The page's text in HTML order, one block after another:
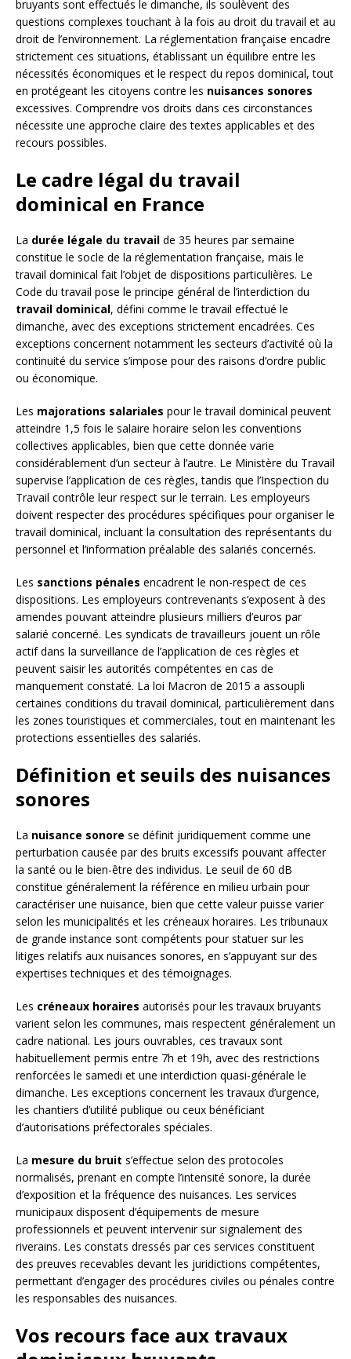
bruyants sont effectués le dimanche, ils soulèvent des
questions complexes touchant à la fois au droit du travail et au
droit de l’environnement. La réglementation française encadre
strictement ces situations, établissant un équilibre entre les
nécessités économiques et le respect du repos dominical, tout
en protégeant les citoyens contre les nuisances sonores
excessives. Comprendre vos droits dans ces circonstances
nécessite une approche claire des textes applicables et des
recours possibles.
Le cadre légal du travail
dominical en France
La durée légale du travail de 35 heures par semaine
constitue le socle de la réglementation française, mais le
travail dominical fait l’objet de dispositions particulières. Le
Code du travail pose le principe général de l’interdiction du
travail dominical, défini comme le travail effectué le
dimanche, avec des exceptions strictement encadrées. Ces
exceptions concernent notamment les secteurs d’activité où la
continuité du service s’impose pour des raisons d’ordre public
ou économique.
Les majorations salariales pour le travail dominical peuvent
atteindre 1,5 fois le salaire horaire selon les conventions
collectives applicables, bien que cette donnée varie
considérablement d’un secteur à l’autre. Le Ministère du Travail
supervise l’application de ces règles, tandis que l’Inspection du
Travail contrôle leur respect sur le terrain. Les employeurs
doivent respecter des procédures spécifiques pour organiser le
travail dominical, incluant la consultation des représentants du
personnel et l’information préalable des salariés concernés.
Les sanctions pénales encadrent le non-respect de ces
dispositions. Les employeurs contrevenants s’exposent à des
amendes pouvant atteindre plusieurs milliers d’euros par
salarié concerné. Les syndicats de travailleurs jouent un rôle
actif dans la surveillance de l’application de ces règles et
peuvent saisir les autorités compétentes en cas de
manquement constaté. La loi Macron de 2015 a assoupli
certaines conditions du travail dominical, particulièrement dans
les zones touristiques et commerciales, tout en maintenant les
protections essentielles des salariés.
Définition et seuils des nuisances
sonores
La nuisance sonore se définit juridiquement comme une
perturbation causée par des bruits excessifs pouvant affecter
la santé ou le bien-être des individus. Le seuil de 60 dB
constitue généralement la référence en milieu urbain pour
caractériser une nuisance, bien que cette valeur puisse varier
selon les municipalités et les créneaux horaires. Les tribunaux
de grande instance sont compétents pour statuer sur les
litiges relatifs aux nuisances sonores, en s’appuyant sur des
expertises techniques et des témoignages.
Les créneaux horaires autorisés pour les travaux bruyants
varient selon les communes, mais respectent généralement un
cadre national. Les jours ouvrables, ces travaux sont
habituellement permis entre 7h et 19h, avec des restrictions
renforcées le samedi et une interdiction quasi-générale le
dimanche. Les exceptions concernent les travaux d’urgence,
les chantiers d’utilité publique ou ceux bénéficiant
d’autorisations préfectorales spéciales.
La mesure du bruit s’effectue selon des protocoles
normalisés, prenant en compte l’intensité sonore, la durée
d’exposition et la fréquence des nuisances. Les services
municipaux disposent d’équipements de mesure
professionnels et peuvent intervenir sur signalement des
riverains. Les constats dressés par ces services constituent
des preuves recevables devant les juridictions compétentes,
permettant d’engager des procédures civiles ou pénales contre
les responsables des nuisances.
Vos recours face aux travaux